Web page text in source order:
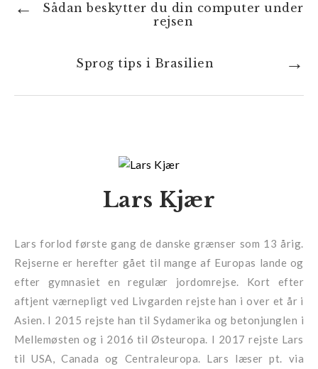
Sådan beskytter du din computer under
rejsen
Sprog tips i Brasilien
Lars Kjær
Lars forlod første gang de danske grænser som 13 årig.
Rejserne er herefter gået til mange af Europas lande og
efter gymnasiet en regulær jordomrejse. Kort efter
aftjent værnepligt ved Livgarden rejste han i over et år i
Asien. I 2015 rejste han til Sydamerika og betonjunglen i
Mellemøsten og i 2016 til Østeuropa. I 2017 rejste Lars
til USA, Canada og Centraleuropa. Lars læser pt. via